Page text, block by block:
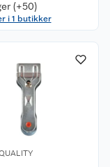
(+50)
i 1 butikker